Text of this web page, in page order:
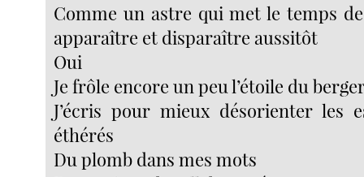
Comme un astre qui met le temps
apparaître et disparaître aussitôt
Oui
Je frôle encore un peu l’étoile du
J’écris pour mieux désorienter les
éthérés
Du plomb dans mes mots